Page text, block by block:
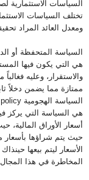
السياسات الاستثمارية
تختلف السياسات
ومعدل العائد المراد
السياسة المتحفظة أو
هي التي يكون فيها
والاستقرار، وعليه
ممتازة مما يضمن دخلاً
السياسة الهجومية
هي السياسة التي يركز
أسعار الأوراق المالية،
حيث يتم شراؤها بأسعار
الأسعار ليتم بيعها
المخاطرة في هذا المجال